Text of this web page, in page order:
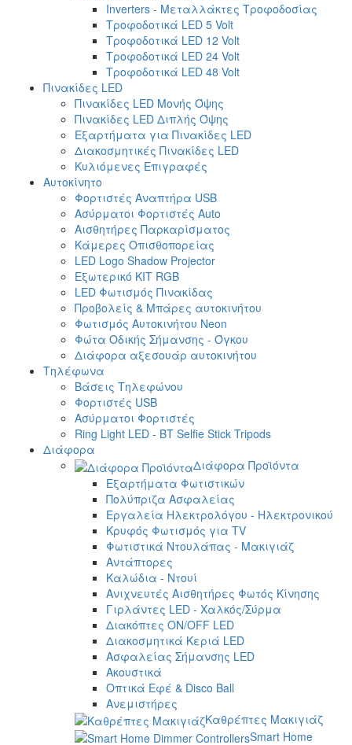
Inverters - Μεταλλάκτες Τροφοδοσίας
Τροφοδοτικά LED 5 Volt
Τροφοδοτικά LED 12 Volt
Τροφοδοτικά LED 24 Volt
Τροφοδοτικά LED 48 Volt
Πινακίδες LED
Πινακίδες LED Μονής Όψης
Πινακίδες LED Διπλής Όψης
Εξαρτήματα για Πινακίδες LED
Διακοσμητικές Πινακίδες LED
Κυλιόμενες Επιγραφές
Αυτοκίνητο
Φορτιστές Αναπτήρα USB
Ασύρματοι Φορτιστές Auto
Αισθητήρες Παρκαρίσματος
Κάμερες Οπισθοπορείας
LED Logo Shadow Projector
Εξωτερικό ΚΙΤ RGB
LED Φωτισμός Πινακίδας
Προβολείς & Μπάρες αυτοκινήτου
Φωτισμός Αυτοκινήτου Neon
Φώτα Οδικής Σήμανσης - Όγκου
Διάφορα αξεσουάρ αυτοκινήτου
Τηλέφωνα
Βάσεις Τηλεφώνου
Φορτιστές USB
Ασύρματοι Φορτιστές
Ring Light LED - BT Selfie Stick Tripods
Διάφορα
Διάφορα Προϊόντα
Εξαρτήματα Φωτιστικών
Πολύπριζα Ασφαλείας
Εργαλεία Ηλεκτρολόγου - Ηλεκτρονικού
Κρυφός Φωτισμός για TV
Φωτιστικά Ντουλάπας - Μακιγιάζ
Αντάπτορες
Καλώδια - Ντουί
Ανιχνευτές Αισθητήρες Φωτός Κίνησης
Γιρλάντες LED - Χαλκός/Σύρμα
Διακόπτες ON/OFF LED
Διακοσμητικά Κεριά LED
Ασφαλείας Σήμανσης LED
Ακουστικά
Οπτικά Εφέ & Disco Ball
Ανεμιστήρες
Καθρέπτες Μακιγιάζ
Smart Home